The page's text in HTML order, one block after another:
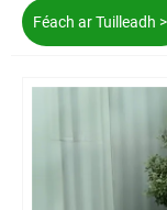
Féach ar Tuilleadh